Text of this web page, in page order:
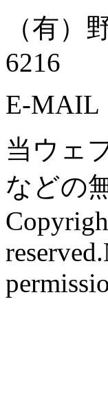
（有）
6216
E-
当ウェ
などの